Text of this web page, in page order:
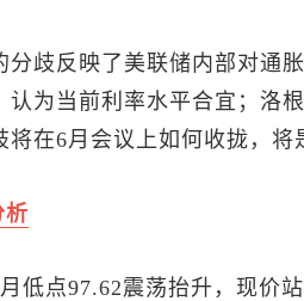
分歧反映了美联储内部对通
认为当前利率水平合宜；洛
将在6月会议上如何收拢，
析
低点97.62震荡抬升，现价